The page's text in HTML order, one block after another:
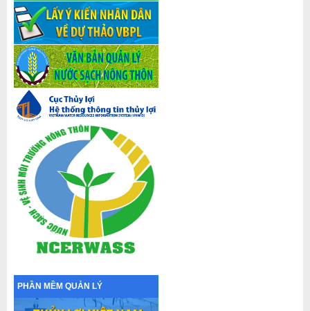
PHẦN MỀM QUẢN LÝ